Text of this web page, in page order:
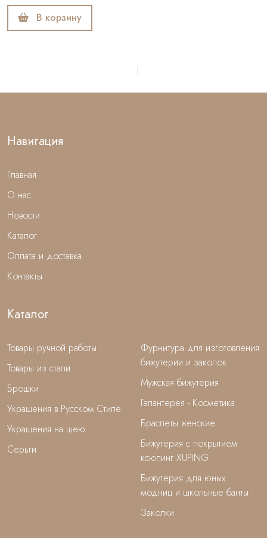
В корзину
Навигация
Главная
О нас
Новости
Каталог
Оплата и доставка
Контакты
Каталог
Товары ручной работы
Товары из стали
Брошки
Украшения в Русском Стиле
Украшения на шею
Серьги
Фурнитура для изготовления
бижутерии и заколок
Мужская бижутерия
Галантерея - Косметика
Браслеты женские
Бижутерия с покрытием
ксюпинг XUPING
Бижутерия для юных
модниц и школьные банты
Заколки